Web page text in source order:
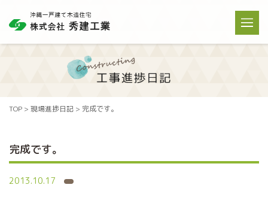
TOP > 現場進捗日記 > 完成です。
完成です。
2013.10.17